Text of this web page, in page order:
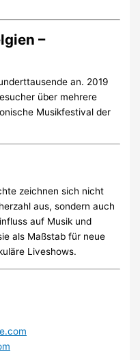
–
an. 2019
über mehrere
Musikfestival der
zeichnen sich nicht
aus, sondern auch
auf Musik und
als Maßstab für neue
Liveshows.